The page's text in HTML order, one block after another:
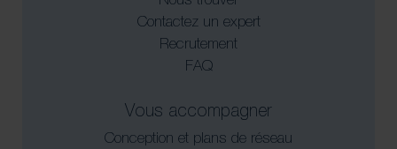
Contactez un expert
Recrutement
FAQ
Vous accompagner
Conception et plans de réseau